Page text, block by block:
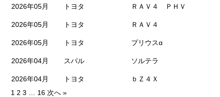
2026年05月 トヨタ ＲＡＶ４ ＰＨＶ
2026年05月 トヨタ ＲＡＶ４
2026年05月 トヨタ プリウスα
2026年04月 スバル ソルテラ
2026年04月 トヨタ
ｂＺ４Ｘ
1 2 3 16 次へ »